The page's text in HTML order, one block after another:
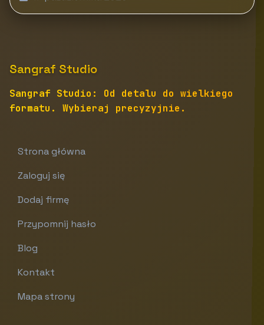
Sangraf Studio
Sangraf Studio: Od detalu do wielkiego
formatu. Wybieraj precyzyjnie.
Strona główna
Zaloguj się
Dodaj firmę
Przypomnij hasło
Blog
Kontakt
Mapa strony